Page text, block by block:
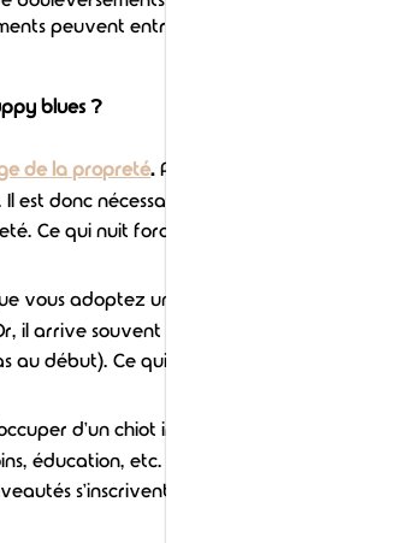
peuvent entraîner
blues ?
de la propreté. Avant ses 6 mois, le chiot a
est donc nécessaire de se lever la nuit si vous
Ce qui nuit forcément à la qualité de votre
vous adoptez un chiot, vous avez tendance
il arrive souvent que la réalité ne soit pas
au début). Ce qui créé un sentiment de
d'un chiot implique de mettre en place
éducation, etc. Il faut généralement un
s'inscrivent naturellement dans une